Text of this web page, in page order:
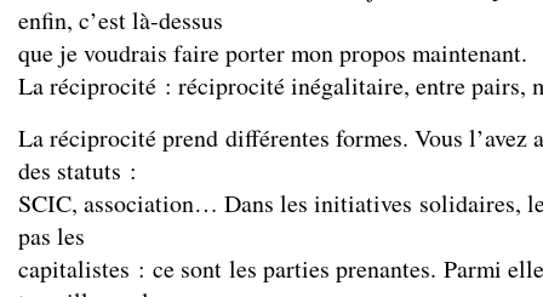
enfin, c’est là-dessus
que je voudrais faire porter mon propos maintenant.
La réciprocité : réciprocité inégalitaire, entre pairs,
La réciprocité prend différentes formes. Vous l’avez
des statuts :
SCIC, association… Dans les initiatives solidaires,
pas les
capitalistes : ce sont les parties prenantes. Parmi